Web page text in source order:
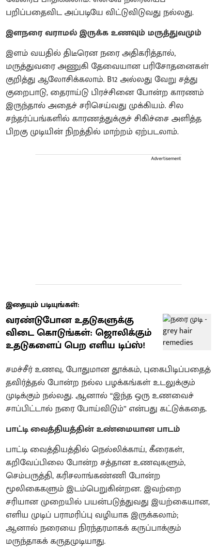
பறிப்பதைவிட அப்படியே விட்டுவிடுவது நல்லது.
இளநரை வராமல் இருக்க உணவும் மருத்துவமும்
இளம் வயதில் திடீரென நரை அதிகரித்தால்,
மருத்துவரை அணுகி தேவையான பரிசோதனைகள்
குறித்து ஆலோசிக்கலாம். B12 அல்லது வேறு சத்து
குறைபாடு, தைராய்டு பிரச்சினை போன்ற காரணம்
இருந்தால் அதைச் சரிசெய்வது முக்கியம். சில
சந்தர்ப்பங்களில் காரணத்துக்குச் சிகிச்சை அளித்த
பிறகு முடியின் நிறத்தில் மாற்றம் ஏற்படலாம்.
Advertisement
இதையும் படியுங்கள்:
வரண்டுபோன உதடுகளுக்கு
விடை கொடுங்கள்: ஜொலிக்கும்
உதடுகளைப் பெற எளிய டிப்ஸ்!
சமச்சீர் உணவு, போதுமான தூக்கம், புகைபிடிப்பதைத்
தவிர்த்தல் போன்ற நல்ல பழக்கங்கள் உடலுக்கும்
முடிக்கும் நல்லது. ஆனால் “இந்த ஒரு உணவைச்
சாப்பிட்டால் நரை போய்விடும்” என்பது கட்டுக்கதை.
பாட்டி வைத்தியத்தின் உண்மையான பாடம்
பாட்டி வைத்தியத்தில் நெல்லிக்காய், கீரைகள்,
கறிவேப்பிலை போன்ற சத்தான உணவுகளும்,
செம்பருத்தி, கரிசலாங்கண்ணி போன்ற
மூலிகைகளும் இடம்பெறுகின்றன. இவற்றை
சரியான முறையில் பயன்படுத்துவது இயற்கையான,
எளிய முடிப் பராமரிப்பு வழியாக இருக்கலாம்;
ஆனால் நரையை நிரந்தரமாகக் கருப்பாக்கும்
மருந்தாகக் கருதமுடியாது.